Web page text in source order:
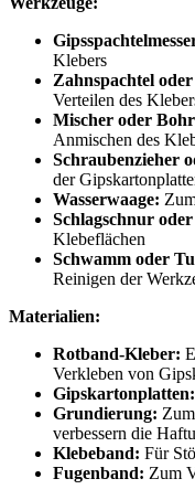
Klebers
Zahnspachtel
Verteilen des
Mischer oder
Anmischen des
Schraubenzieher
der
Wasserwaage:
Schlagschnur
Klebeflächen
Schwamm oder
Reinigen der
Materialien:
Rotband-Kleber:
Verkleben von
Gipskartonplatten:
Grundierung:
verbessern die
Klebeband: Für
Fugenband: Zum